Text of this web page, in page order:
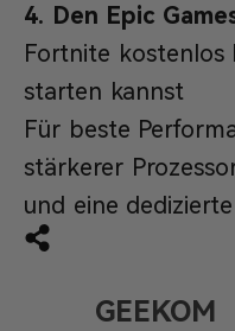
4. Den Epic
Fortnite kostenlos
starten kannst
Für beste
stärkerer
und eine
GEEKOM